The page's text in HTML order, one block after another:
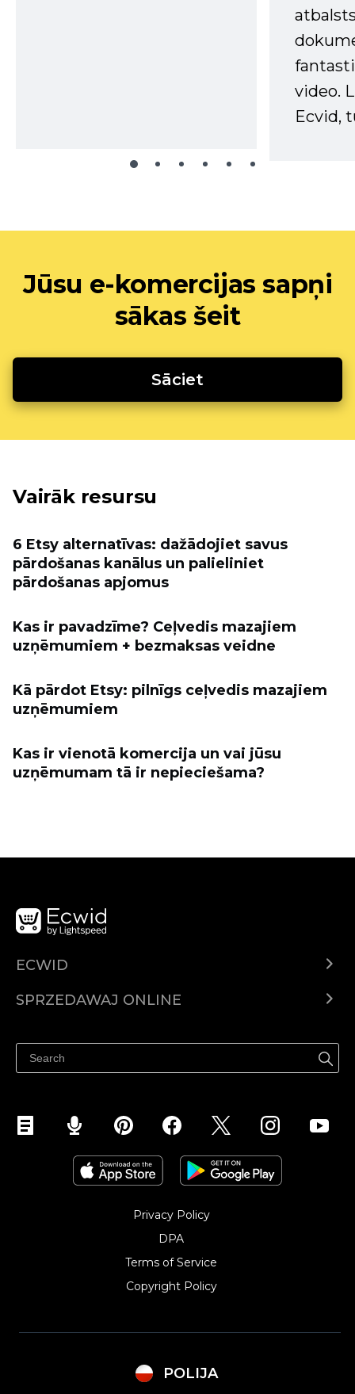
video.
Ecvid,
Jūsu e-komercijas sapņi
sākas šeit
Sāciet
Vairāk resursu
6 Etsy alternatīvas: dažādojiet savus
pārdošanas kanālus un palieliniet
pārdošanas apjomus
Kas ir pavadzīme? Ceļvedis mazajiem
uzņēmumiem + bezmaksas veidne
Kā pārdot Etsy: pilnīgs ceļvedis mazajiem
uzņēmumiem
Kas ir vienotā komercija un vai jūsu
uzņēmumam tā ir nepieciešama?
ECWID
Cena
SPRZEDAWAJ ONLINE
Sprzedawaj na Facebooku
Sprzedawaj na Instagramie
Privacy Policy
DPA
Terms of Service
Copyright Policy‎
POLIJA